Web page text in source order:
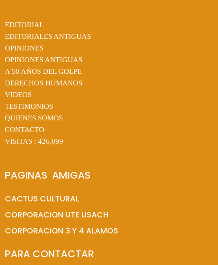
EDITORIAL
EDITORIALES ANTIGUAS
OPINIONES
OPINIONES ANTIGUAS
A 50 AÑOS DEL GOLPE
DERECHOS HUMANOS
VIDEOS
TESTIMONIOS
QUIENES SOMOS
CONTACTO
VISITAS : 426,099
PAGINAS  AMIGAS
CACTUS CULTURAL
CORPORACION UTE USACH
CORPORACION 3 Y 4 ALAMOS
PARA CONTACTAR